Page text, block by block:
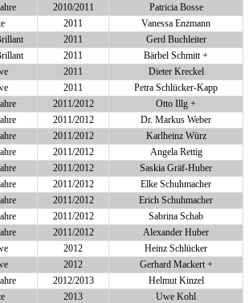
2010/2011
Patricia Bosse
2011
Vanessa Enzmann
2011
Gerd Buchleiter
2011
Bärbel Schmitt +
2011
Dieter Kreckel
2011
Petra Schlücker-Kapp
2011/2012
Otto Illg +
2011/2012
Dr. Markus Weber
2011/2012
Karlheinz Würz
2011/2012
Angela Rettig
2011/2012
Saskia Gräf-Huber
2011/2012
Elke Schuhmacher
2011/2012
Erich Schuhmacher
2011/2012
Sabrina Schab
2011/2012
Alexander Huber
2012
Heinz Schlücker
2012
Gerhard Mackert +
2012/2013
Helmut Kinzel
2013
Uwe Kohl